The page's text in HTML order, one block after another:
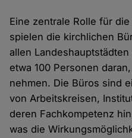
Eine zentrale Rolle für
spielen die kirchlichen
allen
etwa 100 Personen
nehmen. Die Büros sind
von Arbeitskreisen,
deren Fachkompetenz
was die